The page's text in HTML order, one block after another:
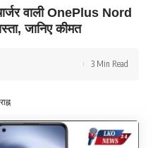
वाली OnePlus Nord
जानिए कीमत
3 Min Read